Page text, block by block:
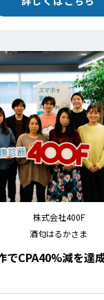
株式会社400F
酒匂はるかさま
でCPA40%減を達